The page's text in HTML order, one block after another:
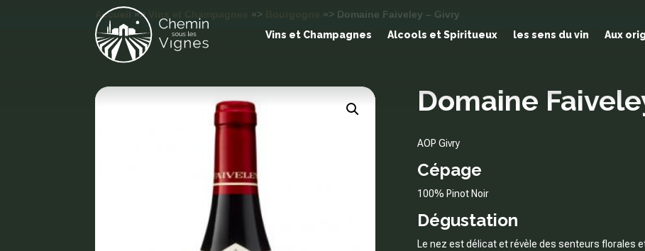
Vins et Champagnes Alcools et Spiritueux les sens du vin Aux
Accueil »> »> »> Domaine Faiveley – Givry
Domaine
AOP Givry
Cépage
100% Pinot Noir
Dégustation
Le nez est délicat et révèle des senteurs florales